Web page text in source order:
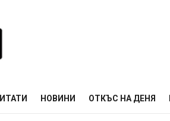
НОВИНИ ОТКЪС НА ДЕНЯ